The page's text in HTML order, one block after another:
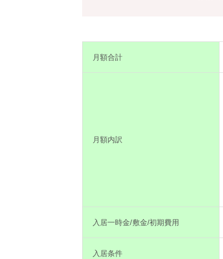
月額合計
月額内訳
入居一時金/敷金/初期費用
入居条件